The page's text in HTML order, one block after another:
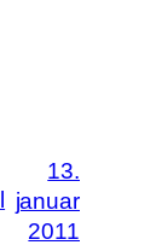
13.
januar
2011